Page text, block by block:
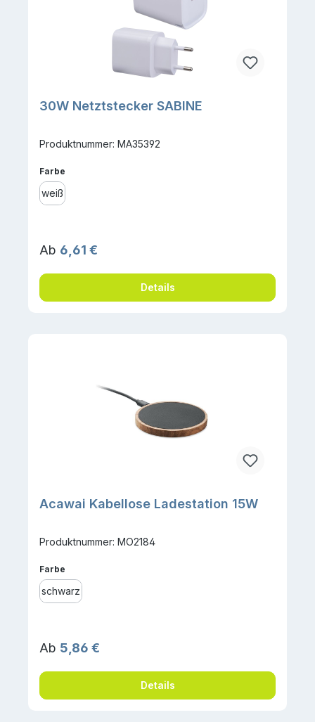
30W Netztstecker SABINE
Produktnummer: MA35392
Farbe
weiß
Regulärer Preis:
Ab 6,61 €
Details
Acawai Kabellose Ladestation 15W
Produktnummer: MO2184
Farbe
schwarz
Regulärer Preis:
Ab 5,86 €
Details